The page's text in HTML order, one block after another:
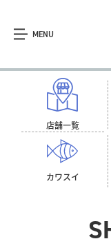
MENU
店舗一覧
カワスイ